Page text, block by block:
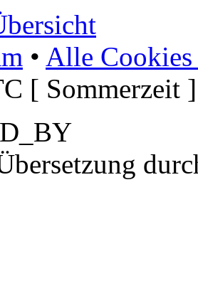
• Alle Cookies
[ Sommerzeit ]